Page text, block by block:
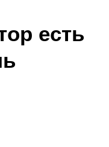
есть